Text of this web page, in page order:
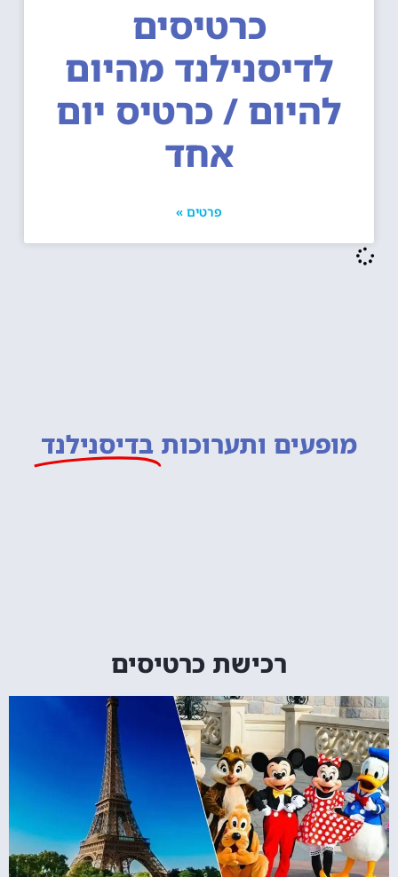
כרטיסים
לדיסנילנד מהיום
להיום / כרטיס יום
אחד
פרטים »
מופעים ותערוכות בדיסנילנד
רכישת כרטיסים